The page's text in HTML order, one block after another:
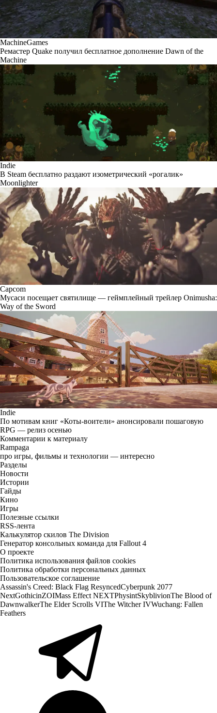
MachineGames
Ремастер Quake получил бесплатное дополнение Dawn of the
Machine
Indie
В Steam бесплатно раздают изометрический «рогалик»
Moonlighter
Capcom
Мусаси посещает святилище — геймплейный трейлер Onimusha:
Way of the Sword
Indie
По мотивам книг «Коты-воители» анонсировали пошаговую
RPG — релиз осенью
Комментарии к материалу
Rampaga
про игры, фильмы и технологии — интересно
Разделы
Новости
Истории
Гайды
Кино
Игры
Полезные ссылки
RSS-лента
Калькулятор скилов The Division
Генератор консольных команда для Fallout 4
О проекте
Политика использования файлов cookies
Политика обработки персональных данных
Пользовательское соглашение
Assassin's Creed: Black Flag ResyncedCyberpunk 2077
NextGothicinZOIMass Effect NEXTPhysintSkyblivionThe Blood of
DawnwalkerThe Elder Scrolls VIThe Witcher IVWuchang: Fallen
Feathers